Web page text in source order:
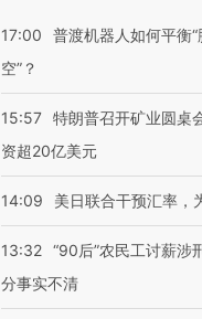
17:00
普渡机器人如何平衡“
空”？
15:57 特朗普召开矿业圆桌
资超20亿美元
14:09 美日联合干预汇率，
13:32 “90后”农民工讨薪涉
分事实不清